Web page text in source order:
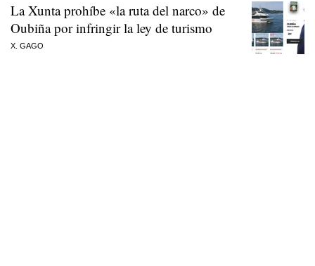
La Xunta prohíbe «la ruta del narco» de
Oubiña por infringir la ley de turismo
X. GAGO